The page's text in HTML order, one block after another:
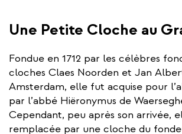
Une Petite Cloche au
Fondue en 1712 par les célèbres
cloches Claes Noorden et Jan
Amsterdam, elle fut acquise pour
par l’abbé Hiëronymus de
Cependant, peu après son arrivée,
remplacée par une cloche du